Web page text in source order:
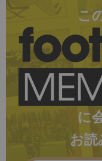
こ
に
お